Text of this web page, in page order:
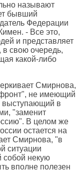
называют
бывший
Федерации
- Все это,
и представляет
свою очередь,
какой-либо
Смирнова,
не имеющий
выступающий в
"заменит
В целом же
остается на
Смирнова, "в
ситуации
некую
вполне полезен